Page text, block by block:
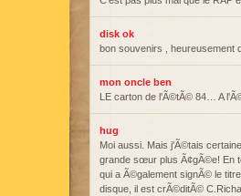
disk ok
bon souvenirs , heureusement
mon oncle ben
LE carton de l'Ã©tÃ© 84… A
hug
Moi aussi. Mais j'Ã©tais
grande sœur plus Ã¢gÃ©e! En
qui a Ã©galement signÃ© le
disque, il est crÃ©ditÃ©